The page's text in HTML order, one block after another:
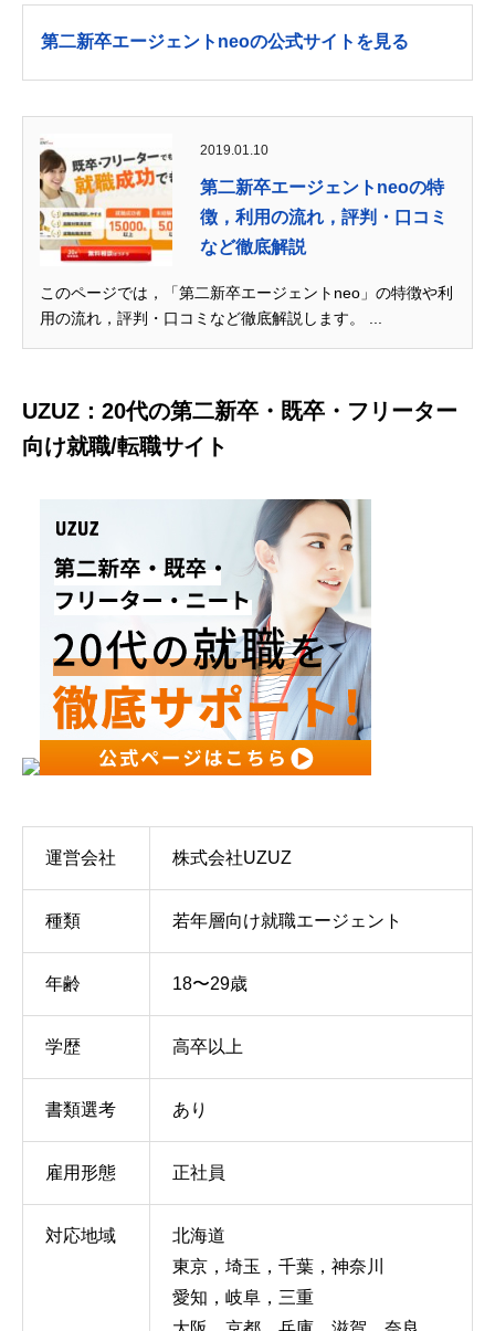
第二新卒エージェントneoの公式サイトを見る
2019.01.10
第二新卒エージェントneoの特
徴，利用の流れ，評判・口コミ
など徹底解説
このページでは，「第二新卒エージェントneo」の特徴や利
用の流れ，評判・口コミなど徹底解説します。 ...
UZUZ：20代の第二新卒・既卒・フリーター
向け就職/転職サイト
運営会社 株式会社UZUZ
種類 若年層向け就職エージェント
年齢 18〜29歳
学歴 高卒以上
書類選考 あり
雇用形態 正社員
対応地域
北海道
東京，埼玉，千葉，神奈川
愛知，岐阜，三重